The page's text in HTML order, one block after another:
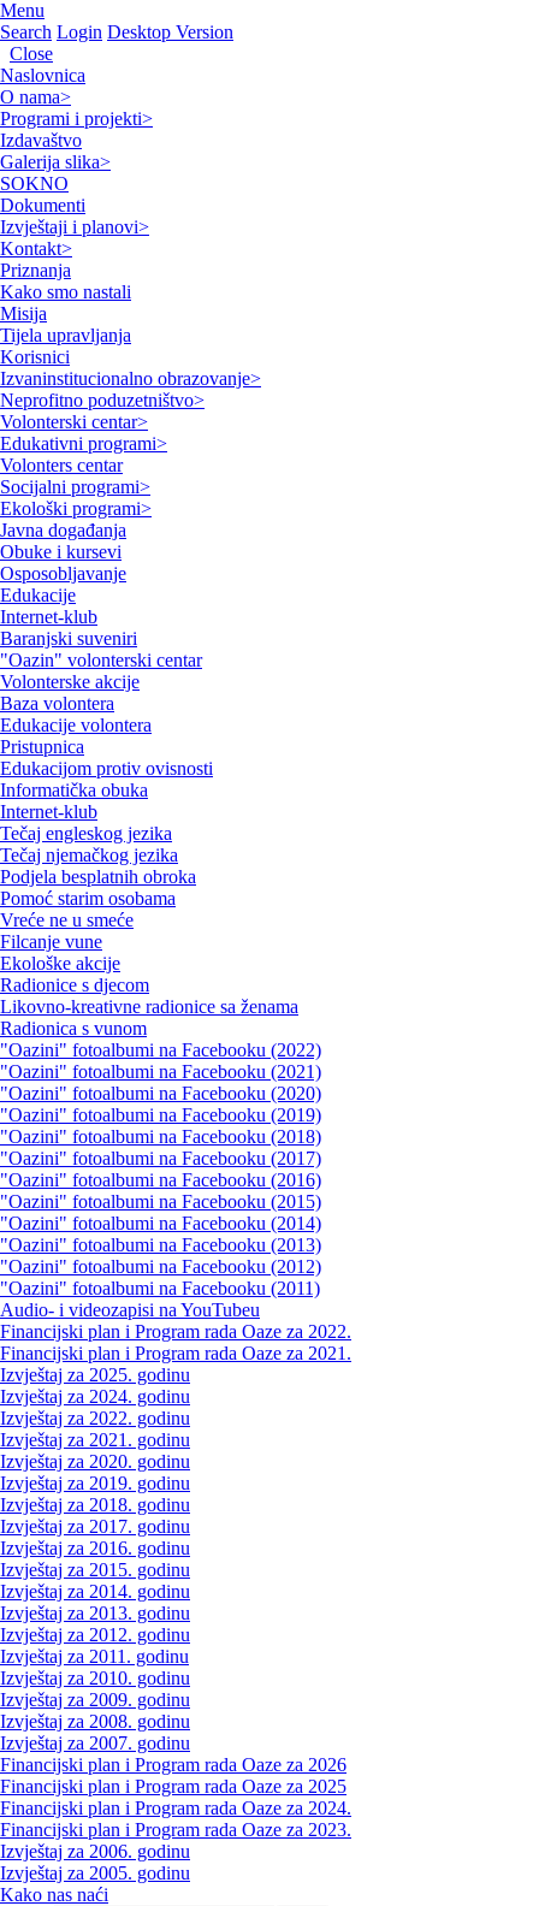
Menu
Search Login Desktop Version
Close
Naslovnica
O nama>
Programi i projekti>
Izdavaštvo
Galerija slika>
SOKNO
Dokumenti
Izvještaji i planovi>
Kontakt>
Priznanja
Kako smo nastali
Misija
Tijela upravljanja
Korisnici
Izvaninstitucionalno obrazovanje>
Neprofitno poduzetništvo>
Volonterski centar>
Edukativni programi>
Volonters centar
Socijalni programi>
Ekološki programi>
Javna događanja
Obuke i kursevi
Osposobljavanje
Edukacije
Internet-klub
Baranjski suveniri
"Oazin" volonterski centar
Volonterske akcije
Baza volontera
Edukacije volontera
Pristupnica
Edukacijom protiv ovisnosti
Informatička obuka
Internet-klub
Tečaj engleskog jezika
Tečaj njemačkog jezika
Podjela besplatnih obroka
Pomoć starim osobama
Vreće ne u smeće
Filcanje vune
Ekološke akcije
Radionice s djecom
Likovno-kreativne radionice sa ženama
Radionica s vunom
"Oazini" fotoalbumi na Facebooku (2022)
"Oazini" fotoalbumi na Facebooku (2021)
"Oazini" fotoalbumi na Facebooku (2020)
"Oazini" fotoalbumi na Facebooku (2019)
"Oazini" fotoalbumi na Facebooku (2018)
"Oazini" fotoalbumi na Facebooku (2017)
"Oazini" fotoalbumi na Facebooku (2016)
"Oazini" fotoalbumi na Facebooku (2015)
"Oazini" fotoalbumi na Facebooku (2014)
"Oazini" fotoalbumi na Facebooku (2013)
"Oazini" fotoalbumi na Facebooku (2012)
"Oazini" fotoalbumi na Facebooku (2011)
Audio- i videozapisi na YouTubeu
Financijski plan i Program rada Oaze za 2022.
Financijski plan i Program rada Oaze za 2021.
Izvještaj za 2025. godinu
Izvještaj za 2024. godinu
Izvještaj za 2022. godinu
Izvještaj za 2021. godinu
Izvještaj za 2020. godinu
Izvještaj za 2019. godinu
Izvještaj za 2018. godinu
Izvještaj za 2017. godinu
Izvještaj za 2016. godinu
Izvještaj za 2015. godinu
Izvještaj za 2014. godinu
Izvještaj za 2013. godinu
Izvještaj za 2012. godinu
Izvještaj za 2011. godinu
Izvještaj za 2010. godinu
Izvještaj za 2009. godinu
Izvještaj za 2008. godinu
Izvještaj za 2007. godinu
Financijski plan i Program rada Oaze za 2026
Financijski plan i Program rada Oaze za 2025
Financijski plan i Program rada Oaze za 2024.
Financijski plan i Program rada Oaze za 2023.
Izvještaj za 2006. godinu
Izvještaj za 2005. godinu
Kako nas naći